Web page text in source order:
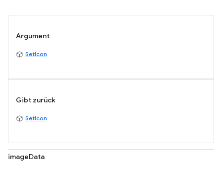
Argument
SetIcon
Gibt zurück
SetIcon
imageData